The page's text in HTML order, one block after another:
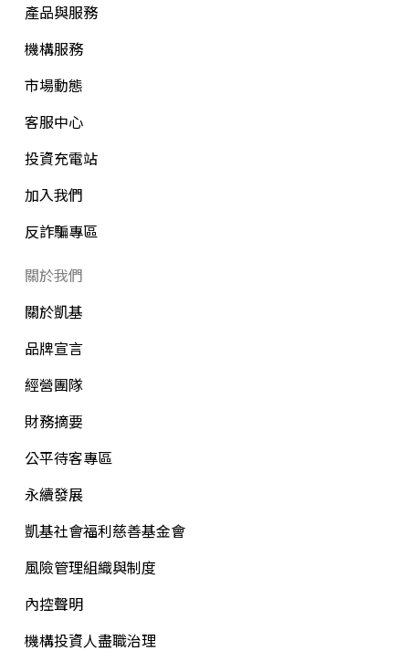
產品與服務
機構服務
市場動態
客服中心
投資充電站
加入我們
反詐騙專區
關於我們
關於凱基
品牌宣言
經營團隊
財務摘要
公平待客專區
永續發展
凱基社會福利慈善基金會
風險管理組織與制度
內控聲明
機構投資人盡職治理